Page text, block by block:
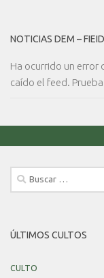
NOTICIAS DEM –
Ha ocurrido un error
caído el feed.
Buscar:
ÚLTIMOS CULTOS
CULTO